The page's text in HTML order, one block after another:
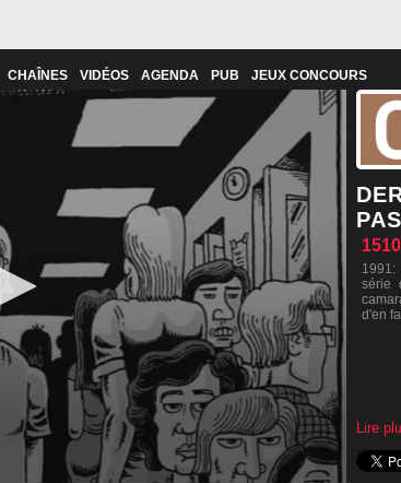
CHAÎNES VIDÉOS AGENDA PUB JEUX CONCOURS
1510
série
d'en
Lire